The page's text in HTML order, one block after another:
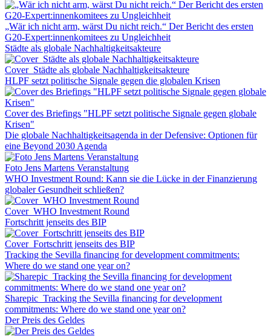
„Wär ich nicht arm, wärst Du nicht reich.“ Der Bericht des ersten
G20-Expert:innenkomitees zu Ungleichheit
Städte als globale Nachhaltigkeitsakteure
Cover_Städte als globale Nachhaltigkeitsakteure
HLPF setzt politische Signale gegen die globalen Krisen
Cover des Briefings "HLPF setzt politische Signale gegen globale
Krisen"
Die globale Nachhaltigkeitsagenda in der Defensive: Optionen für
eine Beyond 2030 Agenda
Foto Jens Martens Veranstaltung
WHO Investment Round: Kann sie die Lücke in der Finanzierung
globaler Gesundheit schließen?
Cover_WHO Investment Round
Fortschritt jenseits des BIP
Cover_Fortschritt jenseits des BIP
Tracking the Sevilla financing for development commitments:
Where do we stand one year on?
Sharepic_Tracking the Sevilla financing for development
commitments: Where do we stand one year on?
Der Preis des Geldes